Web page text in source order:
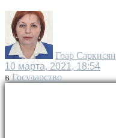
Гоар Саркисян
10 марта, 2021, 18:54
в Государство